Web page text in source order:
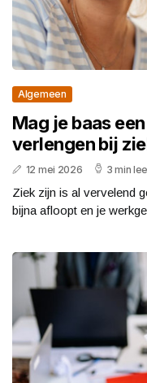
Algemeen
Mag je baas
verlengen bij
12 mei 2026 3 min
Ziek zijn is al vervelend
bijna afloopt en je